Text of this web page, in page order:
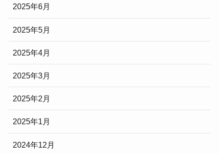
2025年6月
2025年5月
2025年4月
2025年3月
2025年2月
2025年1月
2024年12月